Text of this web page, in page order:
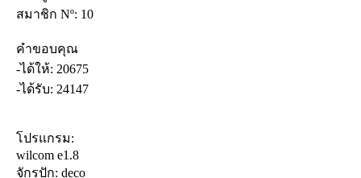
สมาชิก Nº: 10
คำขอบคุณ
-ได้ให้: 20675
-ได้รับ: 24147
โปรแกรม:
wilcom e1.8
จักรปัก: deco